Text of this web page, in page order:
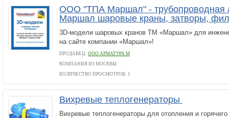
ООО "ТПА Маршал" - трубопроводная
Маршал шаровые краны, затворы,
3D-модели шаровых кранов ТМ «Маршал» для
на сайте компании «Маршал»!
ПРОДАВЕЦ: ООО АРМАТУРА М
КОМПАНИЯ ИЗ МОСКВЫ
КОЛИЧЕСТВО ПРОСМОТРОВ: 1
Вихревые теплогенераторы
Вихревые теплогенераторы для отопления и